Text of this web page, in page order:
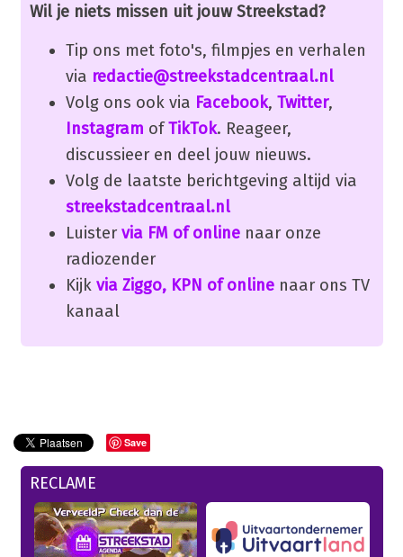
Wil je niets missen uit jouw Streekstad?
Tip ons met foto's, filmpjes en verhalen
via redactie@streekstadcentraal.nl
Volg ons ook via Facebook, Twitter,
Instagram ofTikTok. Reageer,
discussieer en deel jouw nieuws.
Volg de laatste berichtgeving altijd via
streekstadcentraal.nl
Luister via FM of onlinenaar onze
radiozender
Kijk via Ziggo, KPN of onlinenaar ons TV
kanaal
Save
RECLAME